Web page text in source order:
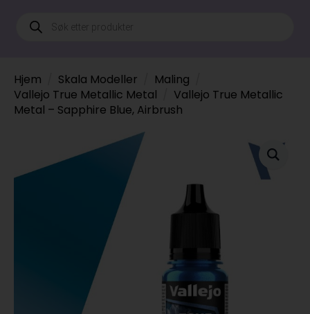
Products
search
Hjem Skala Modeller
Maling
Vallejo True Metallic Metal
Vallejo True Metallic
Metal – Sapphire Blue, Airbrush